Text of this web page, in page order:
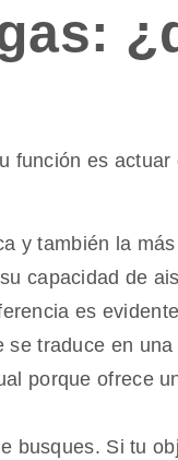
función es
y también la
capacidad de
es
traduce en
porque ofrece
busques. Si tu